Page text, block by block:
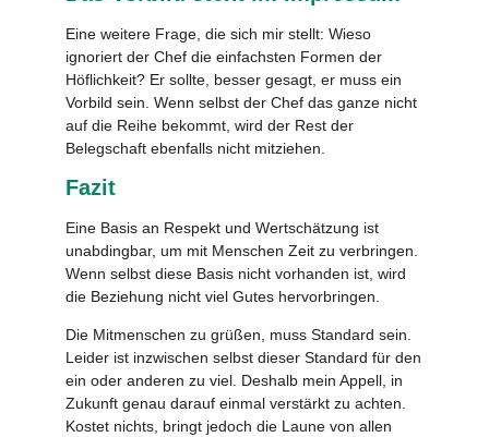
Eine weitere Frage, die sich mir stellt: Wieso
ignoriert der Chef die einfachsten Formen der
Höflichkeit? Er sollte, besser gesagt, er muss ein
Vorbild sein. Wenn selbst der Chef das ganze nicht
auf die Reihe bekommt, wird der Rest der
Belegschaft ebenfalls nicht mitziehen.
Fazit
Eine Basis an Respekt und Wertschätzung ist
unabdingbar, um mit Menschen Zeit zu verbringen.
Wenn selbst diese Basis nicht vorhanden ist, wird
die Beziehung nicht viel Gutes hervorbringen.
Die Mitmenschen zu grüßen, muss Standard sein.
Leider ist inzwischen selbst dieser Standard für den
ein oder anderen zu viel. Deshalb mein Appell, in
Zukunft genau darauf einmal verstärkt zu achten.
Kostet nichts, bringt jedoch die Laune von allen